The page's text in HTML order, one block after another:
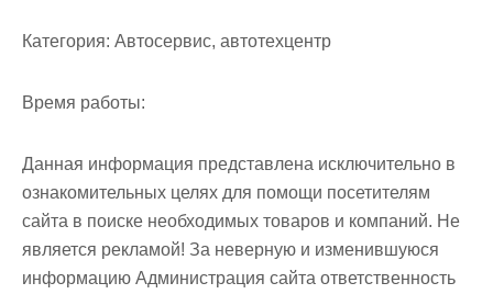
Категория: Автосервис, автотехцентр
Время работы:
Данная информация представлена исключительно в
ознакомительных целях для помощи посетителям
сайта в поиске необходимых товаров и компаний. Не
является рекламой! За неверную и изменившуюся
информацию Администрация сайта ответственность